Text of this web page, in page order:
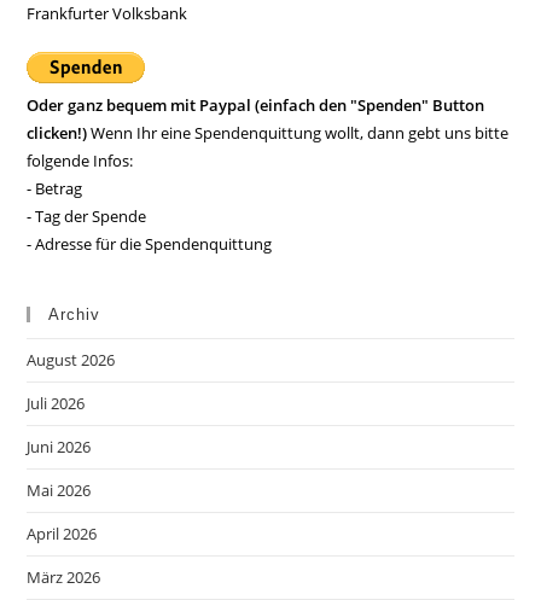
Frankfurter Volksbank
Oder ganz bequem mit Paypal (einfach den "Spenden" Button
clicken!)Wenn Ihr eine Spendenquittung wollt, dann gebt uns bitte
folgende Infos:
- Betrag
- Tag der Spende
- Adresse für die Spendenquittung
Archiv
August 2026
Juli 2026
Juni 2026
Mai 2026
April 2026
März 2026